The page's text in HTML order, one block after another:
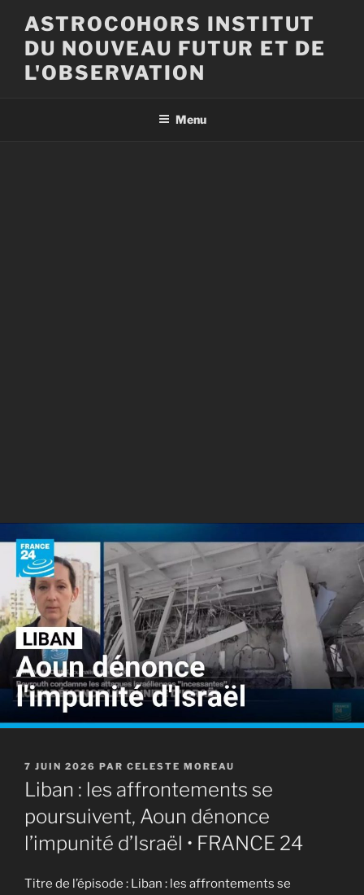
contenu
principal
ASTROCOHORS INSTITUT
DU NOUVEAU FUTUR ET DE
L'OBSERVATION
Menu
PUBLIÉ
LE
7 JUIN 2026 PAR CELESTE MOREAU
Liban : les affrontements se
poursuivent, Aoun dénonce
l’impunité d’Israël • FRANCE 24
Titre de l’épisode : Liban : les affrontements se